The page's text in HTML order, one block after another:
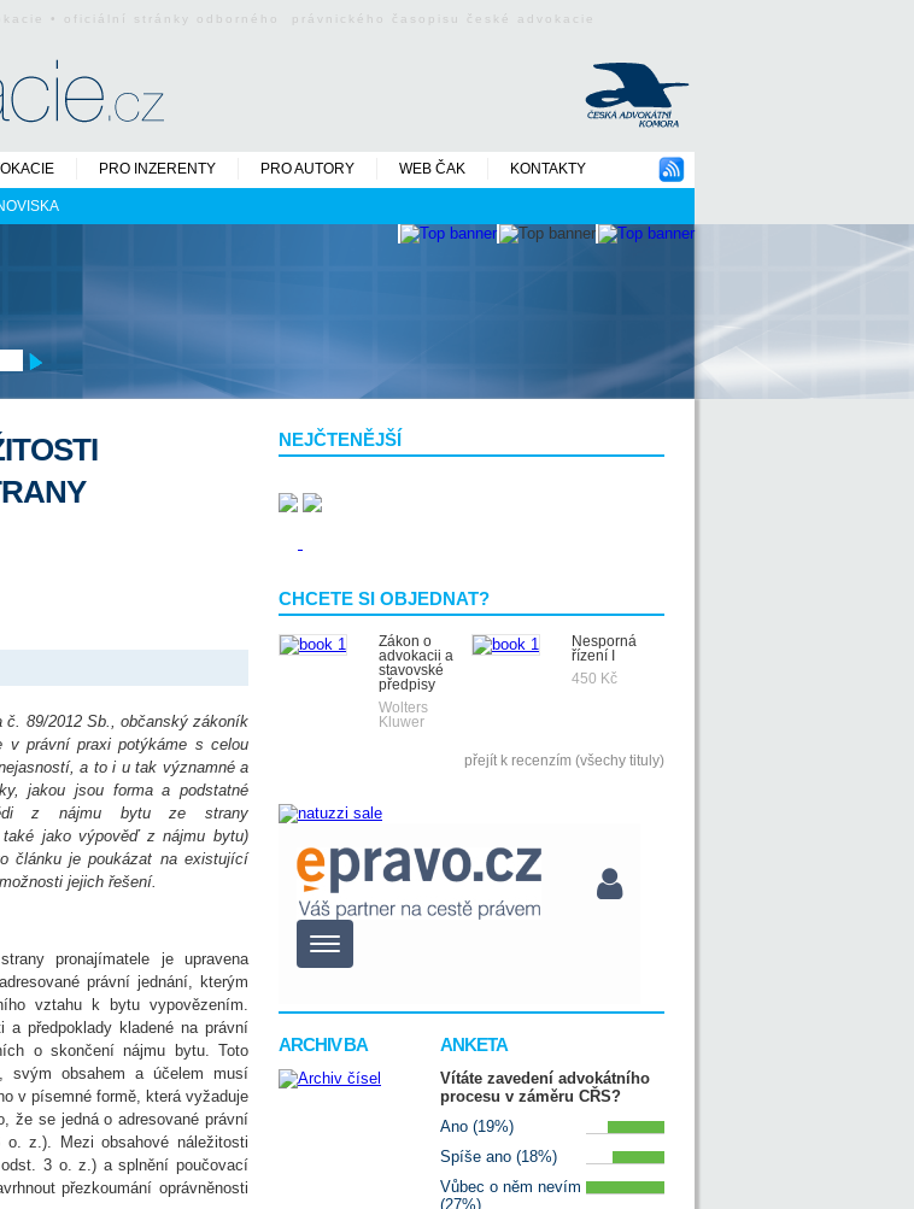
• oficiální stránky odborného právnického časopisu české advokacie
PRO INZERENTY PRO AUTORY WEB ČAK KONTAKTY
NEJČTENĚJŠÍ
CHCETE SI OBJEDNAT?
Zákon o
advokacii a
stavovské
předpisy
Wolters
Kluwer
Nesporná
řízení I
450 Kč
přejít k recenzím (všechy tituly)
ARCHIV BA ANKETA
Vítáte zavedení advokátního
procesu v záměru CŘS?
Ano (19%)
Spíše ano (18%)
Vůbec o něm nevím
(27%)
č. 89/2012 Sb., občanský zákoník
v právní praxi potýkáme s celou
a to i u tak významné a
jakou jsou forma a podstatné
z nájmu bytu ze strany
také jako výpověď z nájmu bytu)
článku je poukázat na existující
jejich řešení.
pronajímatele je upravena
právní jednání, kterým
vztahu k bytu vypovězením.
předpoklady kladené na právní
o skončení nájmu bytu. Toto
svým obsahem a účelem musí
v písemné formě, která vyžaduje
že se jedná o adresované právní
z.). Mezi obsahové náležitosti
3 o. z.) a splnění poučovací
přezkoumání oprávněnosti